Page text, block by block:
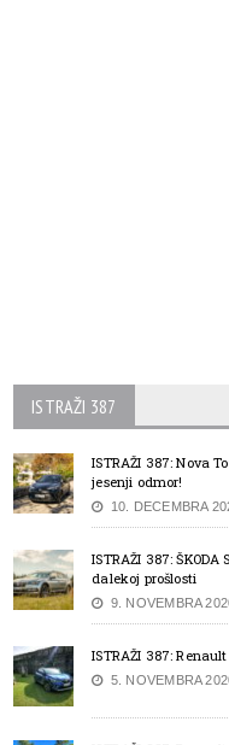
ISTRAŽI 387
ISTRAŽI 387: Nova
jesenji odmor!
10. DECEMBRA
ISTRAŽI 387:
dalekoj prošlosti
9. NOVEMBRA
ISTRAŽI 387:
5. NOVEMBRA